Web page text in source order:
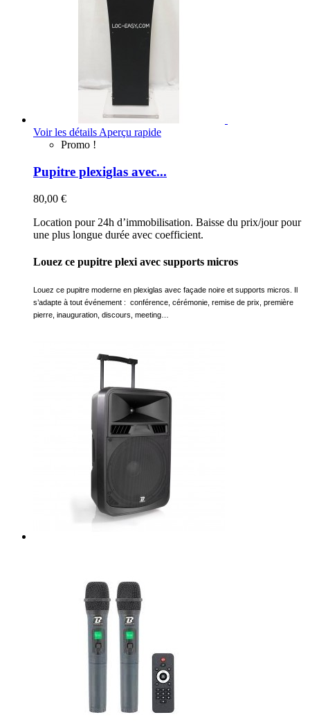
Voir les détails Aperçu rapide
Promo !
Pupitre plexiglas avec...
80,00 €
Location pour 24h d’immobilisation. Baisse du prix/jour pour
une plus longue durée avec coefficient.
Louez ce pupitre plexi avec supports micros
Louez ce pupitre moderne en plexiglas avec façade noire et supports micros. Il
s’adapte à tout événement : conférence, cérémonie, remise de prix, première
pierre, inauguration, discours, meeting…